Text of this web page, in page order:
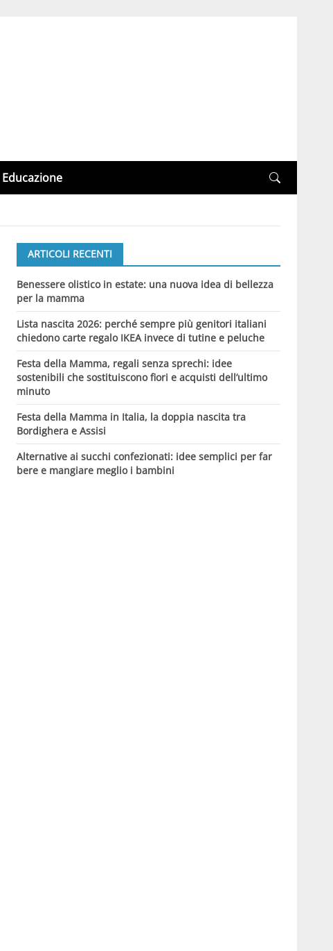
Educazione
ARTICOLI RECENTI
Benessere olistico in estate: una nuova idea di bellezza
per la mamma
Lista nascita 2026: perché sempre più genitori italiani
chiedono carte regalo IKEA invece di tutine e peluche
Festa della Mamma, regali senza sprechi: idee
sostenibili che sostituiscono fiori e acquisti dell’ultimo
minuto
Festa della Mamma in Italia, la doppia nascita tra
Bordighera e Assisi
Alternative ai succhi confezionati: idee semplici per far
bere e mangiare meglio i bambini